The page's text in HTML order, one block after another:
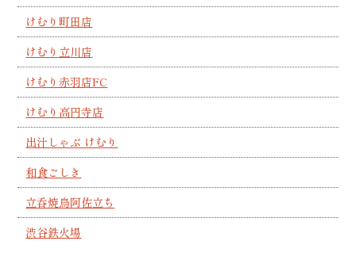
けむり町田店
けむり立川店
けむり赤羽店FC
けむり高円寺店
出汁しゃぶ けむり
和食ごしき
立呑焼鳥阿佐立ち
渋谷鉄火場